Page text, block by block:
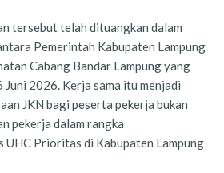
tersebut telah dituangkan dalam
Pemerintah Kabupaten Lampung
Cabang Bandar Lampung yang
2026. Kerja sama itu menjadi
JKN bagi peserta pekerja bukan
pekerja dalam rangka
UHC Prioritas di Kabupaten Lampung